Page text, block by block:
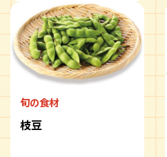
旬の食材
枝豆